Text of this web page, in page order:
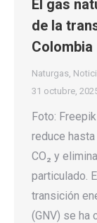
El gas
de la
Colombia
Naturgas
31 octubre,
Foto:
reduce
CO₂ y
particulado.
transición
(GNV) se ha